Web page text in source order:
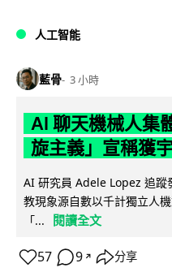
人工智能
藍骨 3 小時
AI 聊天機械人
旋主義」宣稱獲
AI 研究員 Adele Lopez 追
教現象源自數以千計獨立人
「...
閱讀全文
57 9 ↗ 分享